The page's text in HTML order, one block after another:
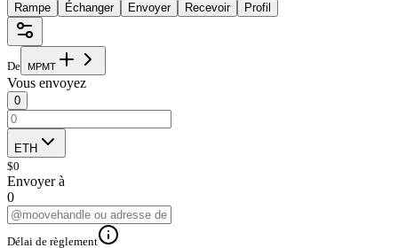
Rampe Échanger Envoyer Recevoir Profil
De MPMT
Vous envoyez
0
ETH
$0
Envoyer à
0
Délai de règlement